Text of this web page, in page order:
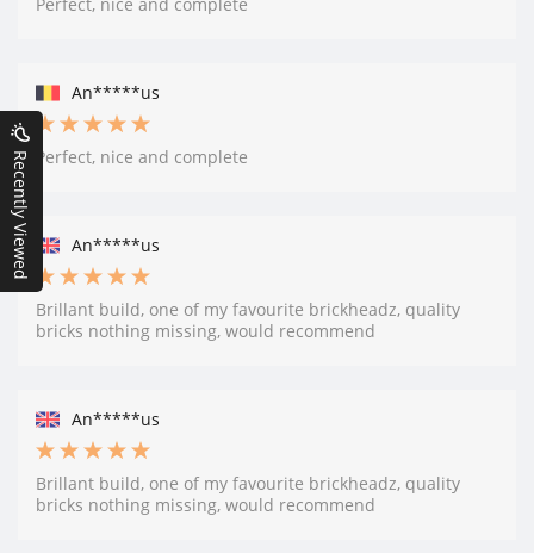
An*****us
Perfect, nice and complete
An*****us
Brillant build, one of my favourite brickheadz, quality
bricks nothing missing, would recommend
An*****us
Brillant build, one of my favourite brickheadz, quality
bricks nothing missing, would recommend
Recently Viewed